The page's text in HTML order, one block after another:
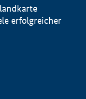
erfolgreicher